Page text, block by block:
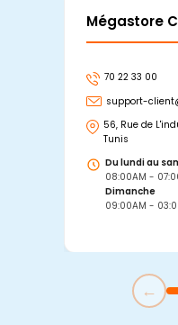
Mégastore
70 22 33 00
support-
56, Rue de
Tunis
Du lundi au
08:00AM -
Dimanche
09:00AM -
←